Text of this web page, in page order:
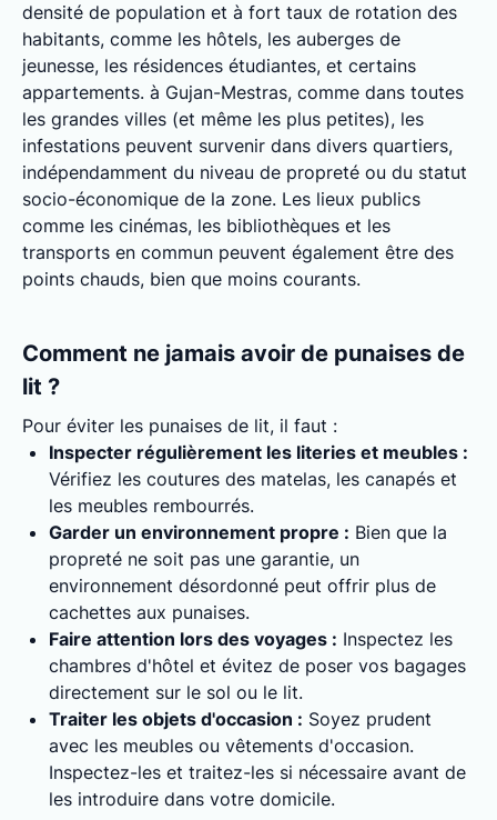
densité de population et à fort taux de rotation des
habitants, comme les hôtels, les auberges de
jeunesse, les résidences étudiantes, et certains
appartements. à Gujan-Mestras, comme dans toutes
les grandes villes (et même les plus petites), les
infestations peuvent survenir dans divers quartiers,
indépendamment du niveau de propreté ou du statut
socio-économique de la zone. Les lieux publics
comme les cinémas, les bibliothèques et les
transports en commun peuvent également être des
points chauds, bien que moins courants.
Comment ne jamais avoir de punaises de
lit ?
Pour éviter les punaises de lit, il faut :
Inspecter régulièrement les literies et meubles :
Vérifiez les coutures des matelas, les canapés et
les meubles rembourrés.
Garder un environnement propre : Bien que la
propreté ne soit pas une garantie, un
environnement désordonné peut offrir plus de
cachettes aux punaises.
Faire attention lors des voyages : Inspectez les
chambres d'hôtel et évitez de poser vos bagages
directement sur le sol ou le lit.
Traiter les objets d'occasion : Soyez prudent
avec les meubles ou vêtements d'occasion.
Inspectez-les et traitez-les si nécessaire avant de
les introduire dans votre domicile.